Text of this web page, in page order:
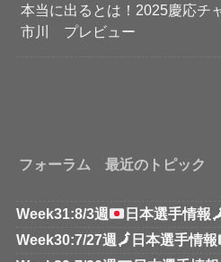
本当に出るとは！2025慶応チ
市川 プレビュー
フォーラム 最近のトピック
Week31:8/3週 日本選手情報
Week30:7/27週 🗾 日本選手情報